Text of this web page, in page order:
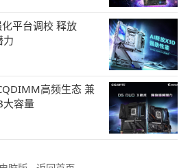
平台调校 释放
力
高频生态 兼
容量